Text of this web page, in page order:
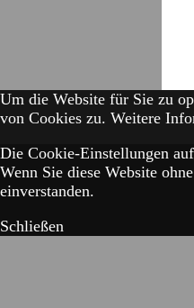
Um die Website für Sie zu
von Cookies zu. Weitere
Die Cookie-Einstellungen
Wenn Sie diese Website
einverstanden.
Schließen